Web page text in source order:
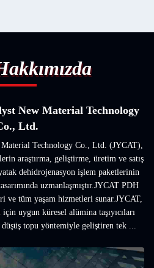
New Material Technology
Ltd.
Technology Co., Ltd. (JYCAT),
araştırma, geliştirme, üretim ve satış
dehidrojenasyon işlem paketlerinin
uzmanlaşmıştır.JYCAT PDH
ve tüm yaşam hizmetleri sunar.JYCAT,
uygun küresel alümina taşıyıcıları
topu yöntemiyle geliştiren tek ...